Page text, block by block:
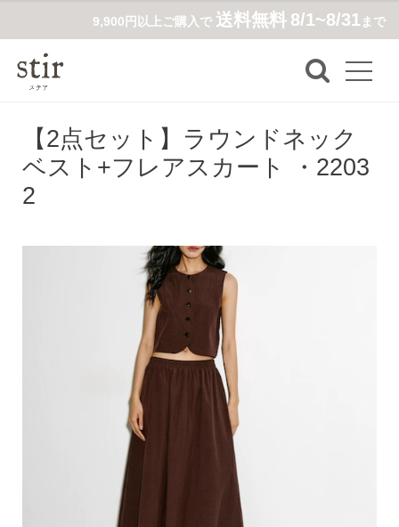
9,900円以上ご購入で 送料無料 8/1~8/31まで
【2点セット】ラウンドネック
ベスト+フレアスカート ・2203
2